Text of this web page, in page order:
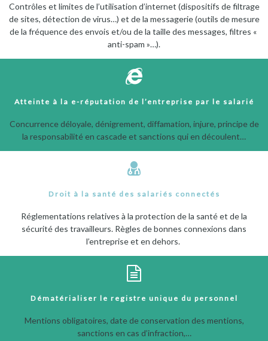
Contrôles et limites de l’utilisation d’internet (dispositifs de filtrage
de sites, détection de virus…) et de la messagerie (outils de mesure
de la fréquence des envois et/ou de la taille des messages, filtres «
anti-spam »…).
Atteinte à la e-réputation de l’entreprise par le salarié
Concurrence déloyale, dénigrement, diffamation, injure, principe de
la responsabilité en cascade et sanctions qui en découlent…
Droit à la santé des salariés connectés
Réglementations relatives à la protection de la santé et de la
sécurité des travailleurs. Règles de bonnes connexions dans
l’entreprise et en dehors.
Dématérialiser le registre unique du personnel
Mentions obligatoires, date de conservation des mentions,
sanctions en cas d’infraction,…